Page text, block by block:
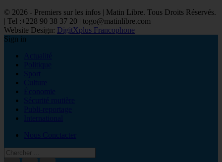
© 2026 - Premiers sur les infos | Matin Libre. Tous Droits Réservés.
| Tel :+228 90 38 37 20 | togo@matinlibre.com
Website Design: DigitXplus Francophone
Sign in
Actualité
Politique
Sport
Culture
Économie
Sécurité routière
Publi-reportage
International
Nous Conctacter